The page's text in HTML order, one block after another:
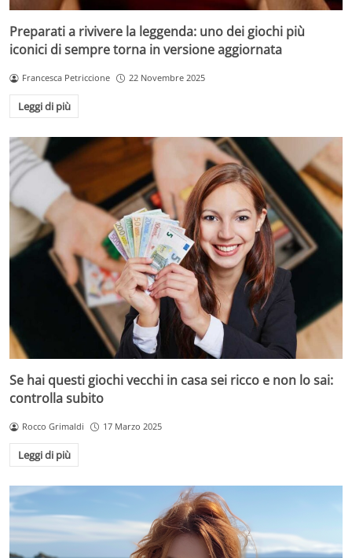
Preparati a rivivere la leggenda: uno dei giochi più
iconici di sempre torna in versione aggiornata
Francesca Petriccione 22 Novembre 2025
Leggi di più
Se hai questi giochi vecchi in casa sei ricco e non lo sai:
controlla subito
Rocco Grimaldi 17 Marzo 2025
Leggi di più